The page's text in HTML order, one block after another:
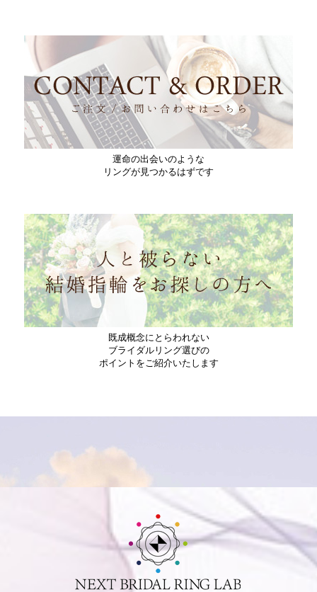
ブログページ
一日一組限定！看板のないブライダルリング
専門店が選ばれる理由とは？
」を掲載。
2025/11/27
ブログページ に「結婚指輪を“貸切で選べる”特別な時間」を掲
載。
情報だけでは分からない、結婚指輪は体感が
2025/10/23
ブログページ に「結婚指輪をお探しの方へ｜2025年のブライダ
ルリングの予算目安 」を掲載。
2025/10/15
ブログページ に「「ブランド＝憧れ」はもう古い？変わるジュ
エリーの価値観 」を掲載。
2025/08/29
方のポイント
」を掲載。
結婚指輪の「内甲丸（内側が丸い指輪）」っ
てどうなの？メリットとデメリットを解説」を掲載。
10万円の婚約指輪で何が悪い？
運命の出会いのような
リングが見つかるはずです
既成概念にとらわれない
ブライダルリング選びの
ポイントをご紹介いたします